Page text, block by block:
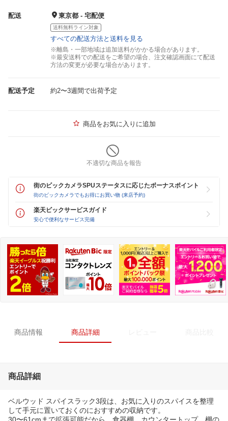
配送 東京都 - 宅配便
送料無料ライン対象
すべての配送方法と送料を見る
※離島・一部地域は追加送料がかかる場合があります。
※最安送料での配送をご希望の場合、注文確認画面にて配送
方法の変更が必要な場合があります。
配送予定 約2〜3週間で出荷予定
商品をお気に入りに追加
不適切な商品を報告
街のビックカメラSPUステータスに応じたボーナスポイント
街のビックカメラでもお得にお買い物 (来店予約)
楽天ビックサービスガイド
安心で便利なサービス完備
商品情報 商品詳細
商品詳細
ベルウッド スパイスラック3段は、お気に入りのスパイスを整理
して手元に置いておくのにおすすめの収納です。
30〜61cmまで拡張可能だから、食器棚、カウンタートップ、棚の